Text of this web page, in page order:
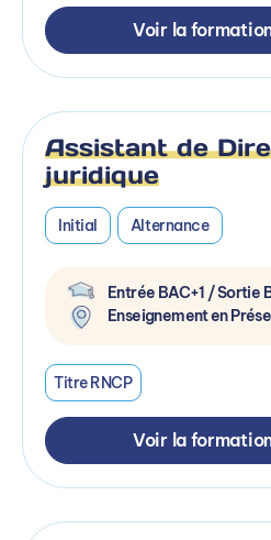
Voir la
Assistant de
juridique
Initial Alternance
Entrée BAC+1 / Sortie
Enseignement en
Titre RNCP
Voir la